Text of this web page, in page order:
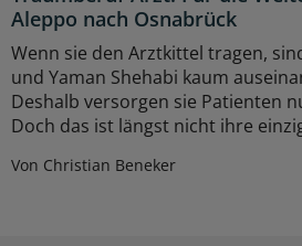
Aleppo nach Osnabrück
Wenn sie den Arztkittel tragen,
und Yaman Shehabi kaum
Deshalb versorgen sie Patienten
Doch das ist längst nicht ihre
Von Christian Beneker